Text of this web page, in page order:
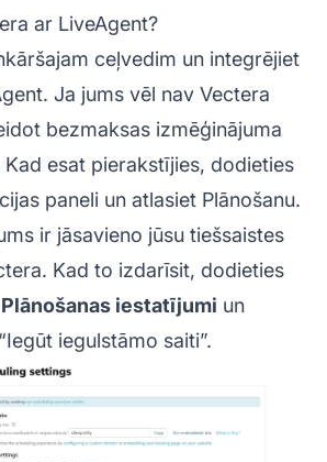
ar LiveAgent?
ceļvedim un integrējiet
Ja jums vēl nav Vectera
bezmaksas izmēģinājuma
Kad esat pierakstījies, dodieties
paneli un atlasiet Plānošanu.
ir jāsavieno jūsu tiešsaistes
Kad to izdarīsit, dodieties
iestatījumi un
iegulstāmo saiti”.